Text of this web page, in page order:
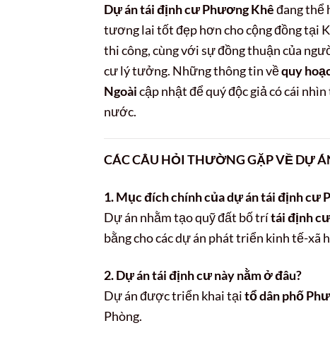
Dự án tái định cư Phương Khêđang thể
tương lai tốt đẹp hơn cho cộng đồng tại
thi công, cùng với sự đồng thuận của
cư lý tưởng. Những thông tin vềquy
Ngoàicập nhật để quý độc giả có cái
nước.
CÁC CÂU HỎI THƯỜNG GẶP VỀ DỰ
1. Mục đích chính của dự án tái định cư
Dự án nhằm tạo quỹ đất bố trítái định cư
bằng cho các dự án phát triển kinh tế-xã
2. Dự án tái định cư này nằm ở đâu?
Dự án được triển khai tạitổ dân phố
Phòng.